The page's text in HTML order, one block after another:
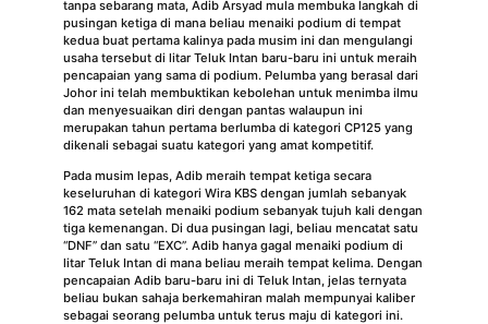
tanpa sebarang mata, Adib Arsyad mula membuka langkah di
pusingan ketiga di mana beliau menaiki podium di tempat
kedua buat pertama kalinya pada musim ini dan mengulangi
usaha tersebut di litar Teluk Intan baru-baru ini untuk meraih
pencapaian yang sama di podium. Pelumba yang berasal dari
Johor ini telah membuktikan kebolehan untuk menimba ilmu
dan menyesuaikan diri dengan pantas walaupun ini
merupakan tahun pertama berlumba di kategori CP125 yang
dikenali sebagai suatu kategori yang amat kompetitif.
Pada musim lepas, Adib meraih tempat ketiga secara
keseluruhan di kategori Wira KBS dengan jumlah sebanyak
162 mata setelah menaiki podium sebanyak tujuh kali dengan
tiga kemenangan. Di dua pusingan lagi, beliau mencatat satu
“DNF” dan satu “EXC”. Adib hanya gagal menaiki podium di
litar Teluk Intan di mana beliau meraih tempat kelima. Dengan
pencapaian Adib baru-baru ini di Teluk Intan, jelas ternyata
beliau bukan sahaja berkemahiran malah mempunyai kaliber
sebagai seorang pelumba untuk terus maju di kategori ini.